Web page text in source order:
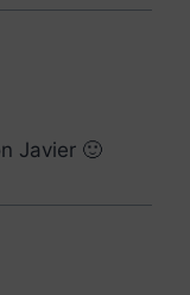
Javier 🙂